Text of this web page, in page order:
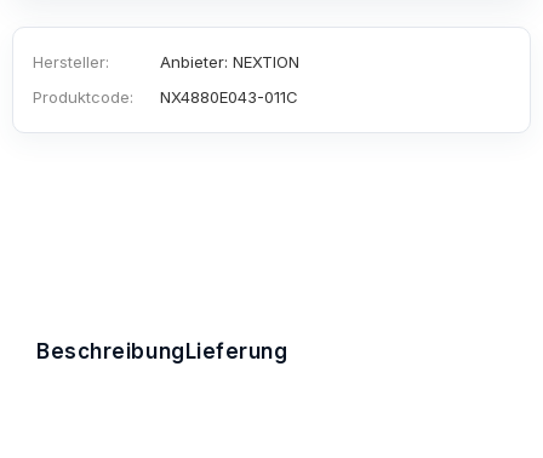
Hersteller:
Anbieter: NEXTION
Produktcode:
NX4880E043-011C
BeschreibungLieferung